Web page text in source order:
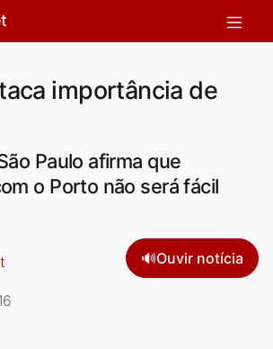
importância de
Paulo afirma que
o Porto não será fácil
🔊Ouvir notícia